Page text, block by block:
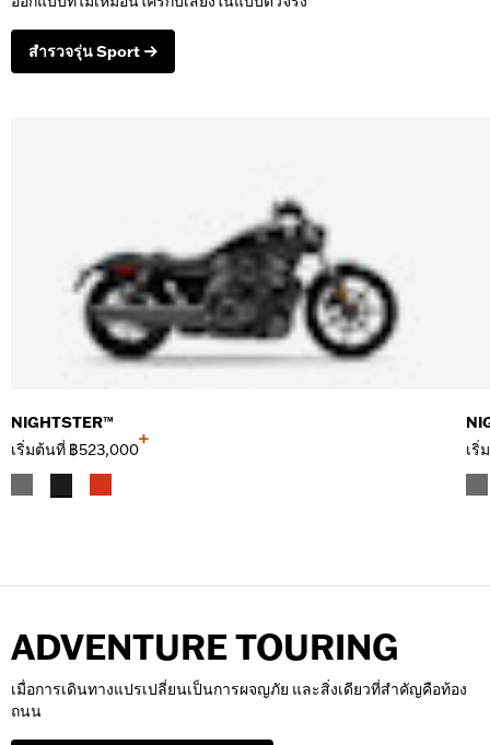
สำรวจรุ่น Sport
NIGHTSTER™
เริ่มต้นที่ ฿523,000
+
เริ่
ADVENTURE TOURING
เมื่อการเดินทางแปรเปลี่ยนเป็นการผจญภัย และสิ่งเดียวที่สำคัญคือท้อง
ถนน